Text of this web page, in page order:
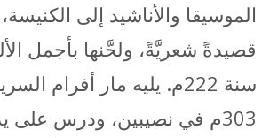
قصيدةً شعريَّةً، ولحَّنها بأجمل
سنة 222م. يليه مار أفرام
303م في نصيبين، ودرس على